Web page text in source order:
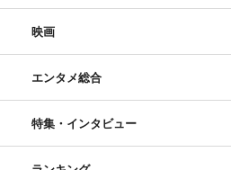
映画
エンタメ総合
特集・インタビュー